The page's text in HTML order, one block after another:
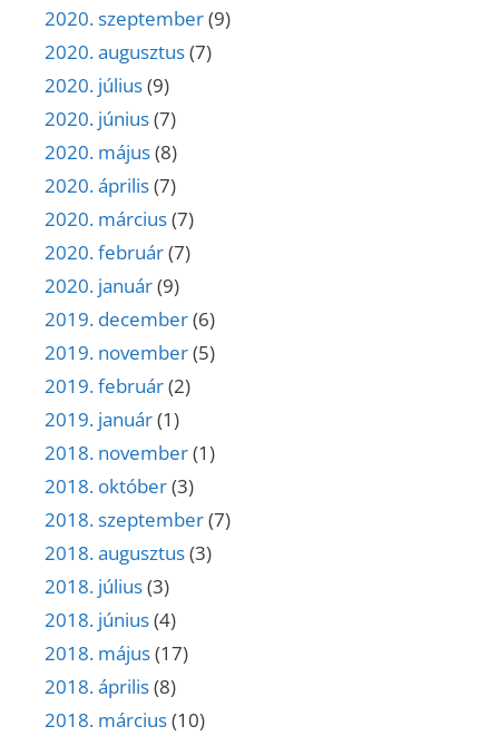
2020. szeptember(9)
2020. augusztus(7)
2020. július(9)
2020. június(7)
2020. május(8)
2020. április(7)
2020. március(7)
2020. február(7)
2020. január(9)
2019. december(6)
2019. november(5)
2019. február(2)
2019. január(1)
2018. november(1)
2018. október(3)
2018. szeptember(7)
2018. augusztus(3)
2018. július(3)
2018. június(4)
2018. május(17)
2018. április(8)
2018. március(10)